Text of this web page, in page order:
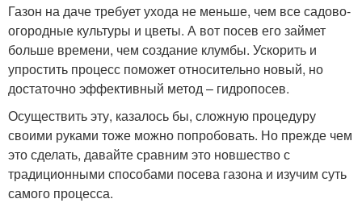
Газон на даче требует ухода не меньше, чем все садово-
огородные культуры и цветы. А вот посев его займет
больше времени, чем создание клумбы. Ускорить и
упростить процесс поможет относительно новый, но
достаточно эффективный метод – гидропосев.
Осуществить эту, казалось бы, сложную процедуру
своими руками тоже можно попробовать. Но прежде чем
это сделать, давайте сравним это новшество с
традиционными способами посева газона и изучим суть
самого процесса.